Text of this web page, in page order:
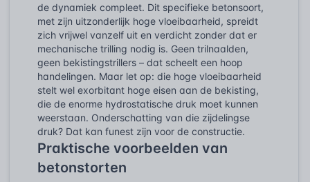
de dynamiek compleet. Dit specifieke betonsoort,
met zijn uitzonderlijk hoge vloeibaarheid, spreidt
zich vrijwel vanzelf uit en verdicht zonder dat er
mechanische trilling nodig is. Geen trilnaalden,
geen bekistingstrillers – dat scheelt een hoop
handelingen. Maar let op: die hoge vloeibaarheid
stelt wel exorbitant hoge eisen aan de bekisting,
die de enorme hydrostatische druk moet kunnen
weerstaan. Onderschatting van die zijdelingse
druk? Dat kan funest zijn voor de constructie.
Praktische voorbeelden van
betonstorten